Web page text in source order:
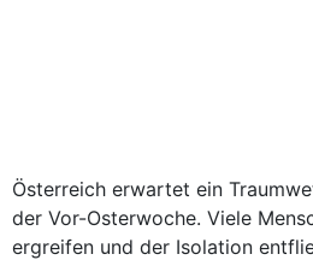
Österreich erwartet ein
der Vor-Osterwoche. Viele
ergreifen und der Isolation